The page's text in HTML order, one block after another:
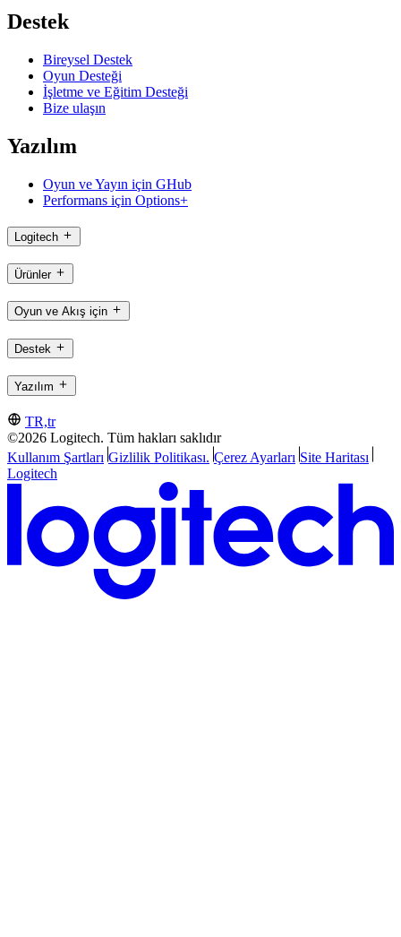
Destek
Bireysel Destek
Oyun Desteği
İşletme ve Eğitim Desteği
Bize ulaşın
Yazılım
Oyun ve Yayın için GHub
Performans için Options+
Logitech
Ürünler
Oyun ve Akış için
Destek
Yazılım
TR,tr
©2026 Logitech. Tüm hakları saklıdır
Kullanım Şartları Gizlilik Politikası. Çerez Ayarları Site Haritası
Logitech